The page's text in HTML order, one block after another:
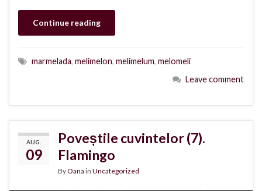
Continue reading
marmelada, melimelon, melimelum, melomeli
Leave comment
AUG.
09
Poveștile cuvintelor (7).
Flamingo
ByOana in Uncategorized